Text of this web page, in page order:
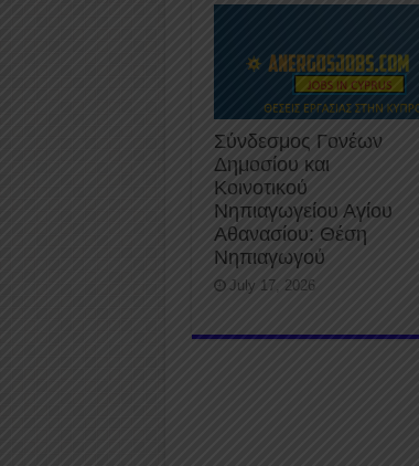
Σύνδεσμος Γονέων
Δημοσίου και
Κοινοτικού
Νηπιαγωγείου Αγίου
Αθανασίου: Θέση
Νηπιαγωγού
July 17, 2026